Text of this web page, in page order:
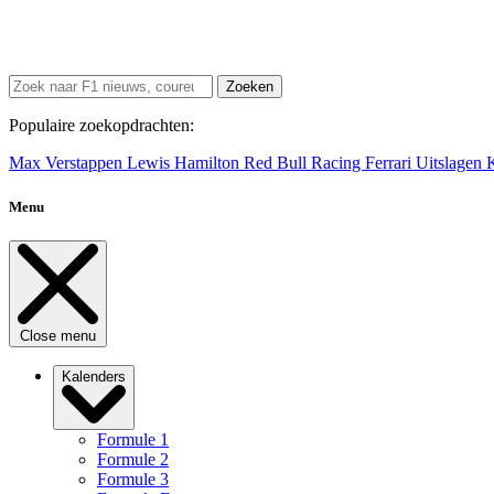
Zoeken
Populaire zoekopdrachten:
Max Verstappen Lewis Hamilton Red Bull Racing Ferrari Uitslagen
Menu
Close menu
Kalenders
Formule 1
Formule 2
Formule 3